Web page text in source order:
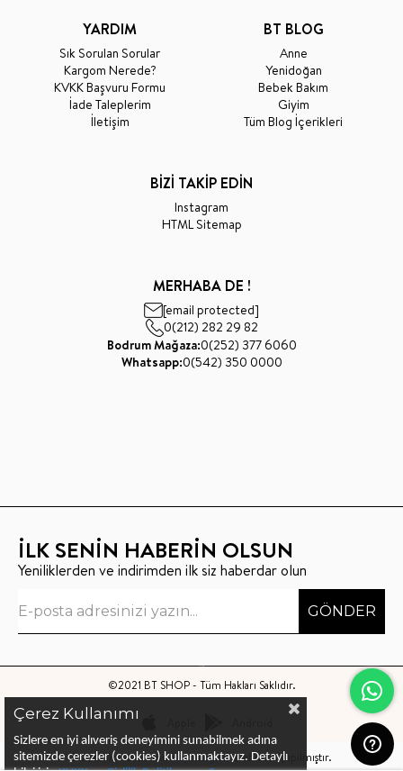
YARDIM
Sık Sorulan Sorular
Kargom Nerede?
KVKK Başvuru Formu
İade Taleplerim
İletişim
BT BLOG
Anne
Yenidoğan
Bebek Bakım
Giyim
Tüm Blog İçerikleri
BİZİ TAKİP EDİN
Instagram
HTML Sitemap
MERHABA DE !
[email protected]
0(212) 282 29 82
Bodrum Mağaza:0(252) 377 6060
Whatsapp:0(542) 350 0000
İLK SENİN HABERİN OLSUN
Yeniliklerden ve indirimden ilk siz haberdar olun
GÖNDER
©2021 BT SHOP - Tüm Hakları Saklıdır.
Bu sitenin kurulumuKeyo Digitaltarafından yapılmıştır.
Çerez Kullanımı
Sizlere en iyi alıveriş deneyimini sunabilmek adına
sitemizde çerezler (cookies) kullanmaktayız. Detaylı